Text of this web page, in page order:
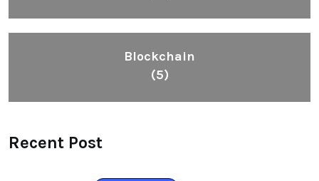
Blockchain
(5)
Recent Post